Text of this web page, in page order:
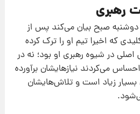
رهبری
صبح بیان می‌کند پس از
که اخیرا تیم او را ترک کرده
در شیوه رهبری او بود؛ نه در
می‌کردند نیازهایشان برآورده
زیاد است و تلاش‌هایشان